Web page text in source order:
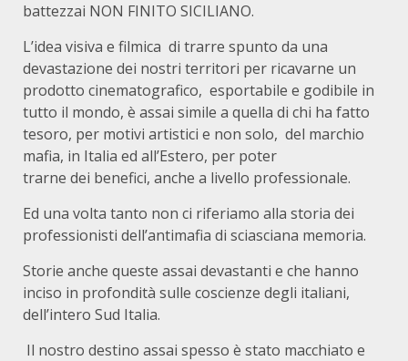
battezzai NON FINITO SICILIANO.
L’idea visiva e filmica di trarre spunto da una
devastazione dei nostri territori per ricavarne un
prodotto cinematografico, esportabile e godibile in
tutto il mondo, è assai simile a quella di chi ha fatto
tesoro, per motivi artistici e non solo, del marchio
mafia, in Italia ed all’Estero, per poter
trarne dei benefici, anche a livello professionale.
Ed una volta tanto non ci riferiamo alla storia dei
professionisti dell’antimafia di sciasciana memoria.
Storie anche queste assai devastanti e che hanno
inciso in profondità sulle coscienze degli italiani,
dell’intero Sud Italia.
Il nostro destino assai spesso è stato macchiato e